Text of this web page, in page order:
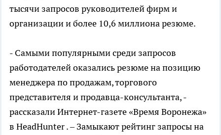
тысячи запросов руководителей фирм и
организации и более 10,6 миллиона резюме.
- Самыми популярными среди запросов
работодателей оказались резюме на позицию
менеджера по продажам, торгового
представителя и продавца-консультанта, -
рассказали Интернет-газете «Время Воронежа»
в HeadHunter . – Замыкают рейтинг запросы на